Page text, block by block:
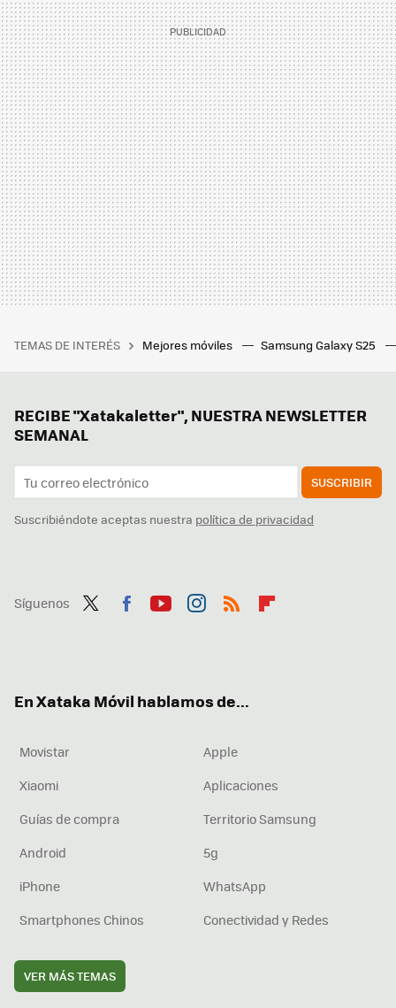
TEMAS DE INTERÉS Mejores móviles Samsung Galaxy S25
RECIBE "Xatakaletter", NUESTRA NEWSLETTER
SEMANAL
SUSCRIBIR
Suscribiéndote aceptas nuestra política de privacidad
Síguenos
En Xataka Móvil hablamos de...
Movistar
Apple
Xiaomi
Aplicaciones
Guías de compra
Territorio Samsung
Android
5g
iPhone
WhatsApp
Smartphones Chinos
Conectividad y Redes
VER MÁS TEMAS